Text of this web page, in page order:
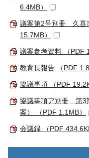
6.4MB）
議案第2号別冊 久喜
15.7MB）
議案参考資料 （PDF
教育長報告 （PDF
協議事項 （PDF
協議事項ア別冊 第3
案） （PDF 1.1MB）
会議録 （PDF